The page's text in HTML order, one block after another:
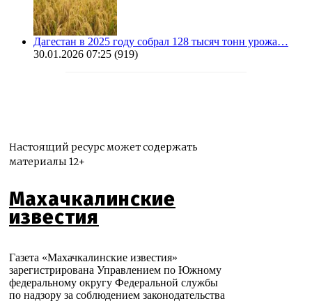
Дагестан в 2025 году собрал 128 тысяч тонн урожа…
30.01.2026 07:25 (919)
Настоящий ресурс может содержать
материалы 12+
Махачкалинские
известия
Газета «Махачкалинские известия»
зарегистрирована Управлением по Южному
федеральному округу Федеральной службы
по надзору за соблюдением законодательства